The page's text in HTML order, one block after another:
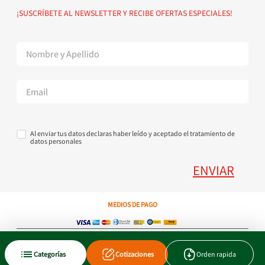
Categorías Cotizaciones Orden rapida
Suscribete al Newsletter
Superintendencia de Industria y Comercio
¡SUSCRÍBETE AL NEWSLETTER Y RECIBE OFERTAS ESPECIALES!
Al enviar tus datos declaras haber leído y aceptado el tratamiento de
datos personales
ENVIAR
MEDIOS DE PAGO
Copyright © 2023 JEN SA. Derechos Reservados. Util.com.co.